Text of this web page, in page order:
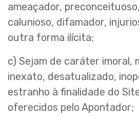
ameaçador,
calunioso, difamador,
outra forma ilícita;
c) Sejam de caráter imoral,
inexato, desatualizado,
estranho à finalidade do
oferecidos pelo Apontador;